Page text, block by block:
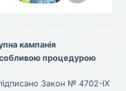
кампанія
процедурою
Закон № 4702-IX